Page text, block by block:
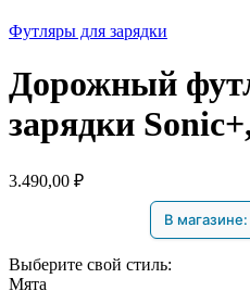
Футляры для зарядки
Дорожный
зарядки
3.490,00 ₽
В магазине:
Выберите свой стиль:
Мята